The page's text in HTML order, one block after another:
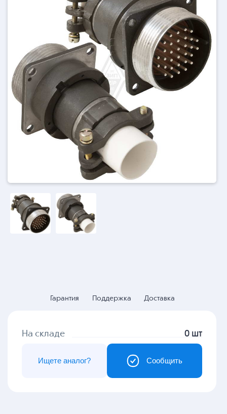
Гарантия Поддержка Доставка
На складе 0 шт
Сообщить
Ищете аналог?